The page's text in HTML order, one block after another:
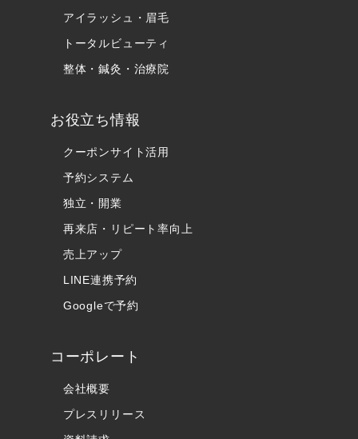
アイラッシュ・眉毛
トータルビューティ
整体・鍼灸・治療院
お役立ち情報
クーポンサイト活用
予約システム
独立・開業
再来店・リピート率向上
売上アップ
LINE連携予約
Googleで予約
コーポレート
会社概要
プレスリリース